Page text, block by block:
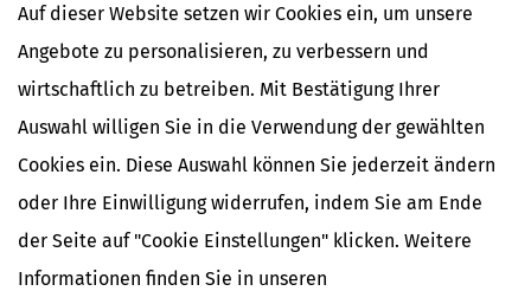
Auf dieser Website setzen wir Cookies ein, um unsere
Angebote zu personalisieren, zu verbessern und
wirtschaftlich zu betreiben. Mit Bestätigung Ihrer
Auswahl willigen Sie in die Verwendung der gewählten
Cookies ein. Diese Auswahl können Sie jederzeit ändern
oder Ihre Einwilligung widerrufen, indem Sie am Ende
der Seite auf "Cookie Einstellungen" klicken. Weitere
Informationen finden Sie in unseren
Tel:
0445398180
E-Mail:
info@stb-frers-partner.de oder
Kontaktformular